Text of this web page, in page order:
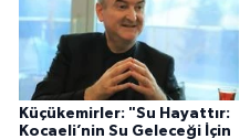
Küçükemirler: "Su Hayattır:
Kocaeli’nin Su Geleceği İçin